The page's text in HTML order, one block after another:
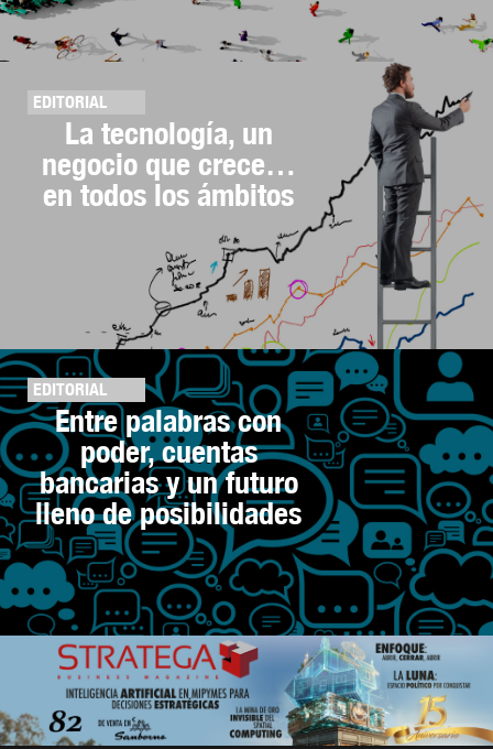
EDITORIAL
La tecnología, un
negocio que crece…
en todos los ámbitos
EDITORIAL
Entre palabras con
poder, cuentas
bancarias y un futuro
lleno de posibilidades